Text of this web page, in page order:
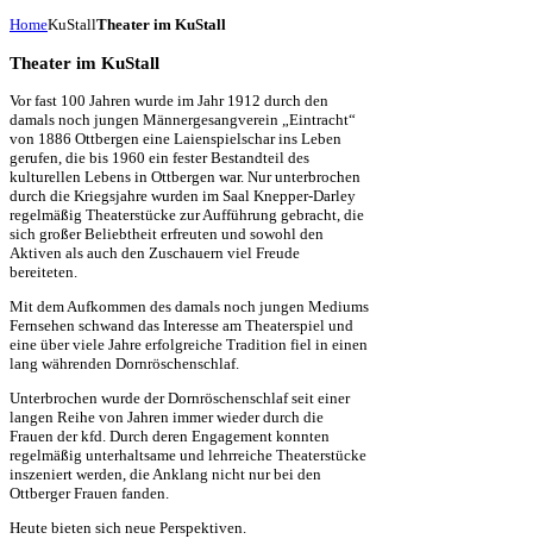
HomeKuStallTheater im KuStall
Theater im KuStall
Vor fast 100 Jahren wurde im Jahr 1912 durch den
damals noch jungen Männergesangverein „Eintracht“
von 1886 Ottbergen eine Laienspielschar ins Leben
gerufen, die bis 1960 ein fester Bestandteil des
kulturellen Lebens in Ottbergen war. Nur unterbrochen
durch die Kriegsjahre wurden im Saal Knepper-Darley
regelmäßig Theaterstücke zur Aufführung gebracht, die
sich großer Beliebtheit erfreuten und sowohl den
Aktiven als auch den Zuschauern viel Freude
bereiteten.
Mit dem Aufkommen des damals noch jungen Mediums
Fernsehen schwand das Interesse am Theaterspiel und
eine über viele Jahre erfolgreiche Tradition fiel in einen
lang währenden Dornröschenschlaf.
Unterbrochen wurde der Dornröschenschlaf seit einer
langen Reihe von Jahren immer wieder durch die
Frauen der kfd. Durch deren Engagement konnten
regelmäßig unterhaltsame und lehrreiche Theaterstücke
inszeniert werden, die Anklang nicht nur bei den
Ottberger Frauen fanden.
Heute bieten sich neue Perspektiven.